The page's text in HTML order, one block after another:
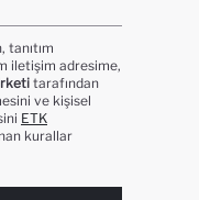
tanıtım
iletişim adresime,
tarafından
ve kişisel
ETK
kurallar